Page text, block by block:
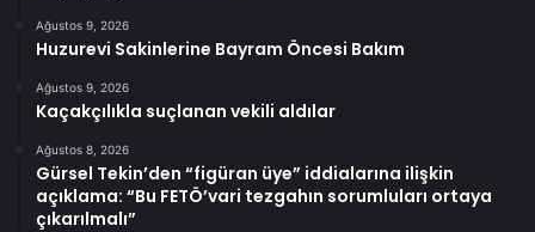
Ağustos 9, 2026
Huzurevi Sakinlerine Bayram Öncesi Bakım
Ağustos 9, 2026
Kaçakçılıkla suçlanan vekili aldılar
Ağustos 8, 2026
Gürsel Tekin’den “figüran üye” iddialarına ilişkin
açıklama: “Bu FETÖ’vari tezgahın sorumluları ortaya
çıkarılmalı”